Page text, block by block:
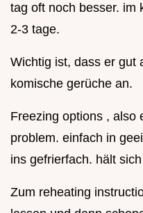
tag oft noch besser. im
2-3 tage.
Wichtig ist, dass er gut
komische gerüche an.
Freezing options , also
problem. einfach in
ins gefrierfach. hält
Zum reheating